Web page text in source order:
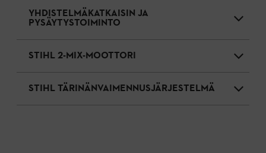
YHDISTELMÄKATKAISIN JA
PYSÄYTYSTOIMINTO
STIHL 2-MIX-MOOTTORI
STIHL TÄRINÄNVAIMENNUSJÄRJESTELMÄ